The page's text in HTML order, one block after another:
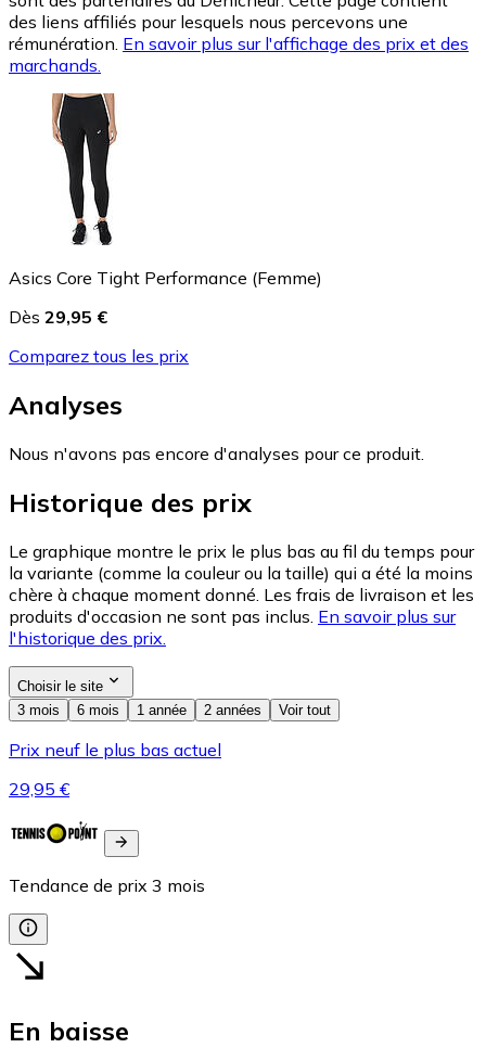
des liens affiliés pour lesquels nous percevons une
rémunération. En savoir plus sur l'affichage des prix et des
marchands.
Asics Core Tight Performance (Femme)
Dès 29,95 €
Comparez tous les prix
Analyses
Nous n'avons pas encore d'analyses pour ce produit.
Historique des prix
Le graphique montre le prix le plus bas au fil du temps pour
la variante (comme la couleur ou la taille) qui a été la moins
chère à chaque moment donné. Les frais de livraison et les
produits d'occasion ne sont pas inclus. En savoir plus sur
l'historique des prix.
Choisir le site
3 mois
6 mois 1 année 2 années Voir tout
Prix neuf le plus bas actuel
29,95 €
Tendance de prix 3 mois
En baisse